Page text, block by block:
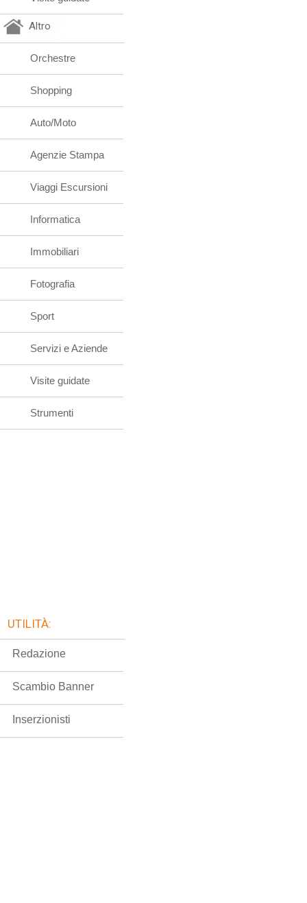
Altro
Orchestre
Shopping
Auto/Moto
Agenzie Stampa
Viaggi Escursioni
Informatica
Immobiliari
Fotografia
Sport
Servizi e Aziende
Visite guidate
Strumenti
UTILITÀ:
Redazione
Scambio Banner
Inserzionisti